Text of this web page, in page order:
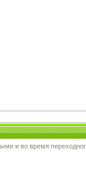
и во время